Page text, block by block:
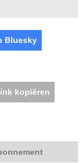
Bluesky
kopiëren